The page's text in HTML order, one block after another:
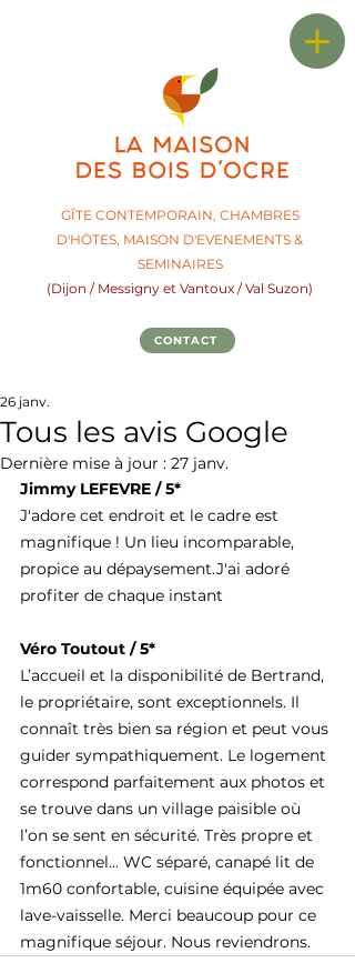
CONTACT
GÎTE CONTEMPORAIN, CHAMBRES
D'HÖTES, MAISON D'EVENEMENTS &
SEMINAIRES
(Dijon / Messigny et Vantoux / Val Suzon)
Tous les avis Google
26 janv.
Dernière mise à jour : 27 janv.
Jimmy LEFEVRE / 5*
J'adore cet endroit et le cadre est
magnifique ! Un lieu incomparable,
propice au dépaysement.J'ai adoré
profiter de chaque instant
Véro Toutout / 5*
L’accueil et la disponibilité de Bertrand,
le propriétaire, sont exceptionnels. Il
connaît très bien sa région et peut vous
guider sympathiquement. Le logement
correspond parfaitement aux photos et
se trouve dans un village paisible où
l’on se sent en sécurité. Très propre et
fonctionnel... WC séparé, canapé lit de
1m60 confortable, cuisine équipée avec
lave-vaisselle. Merci beaucoup pour ce
magnifique séjour. Nous reviendrons.